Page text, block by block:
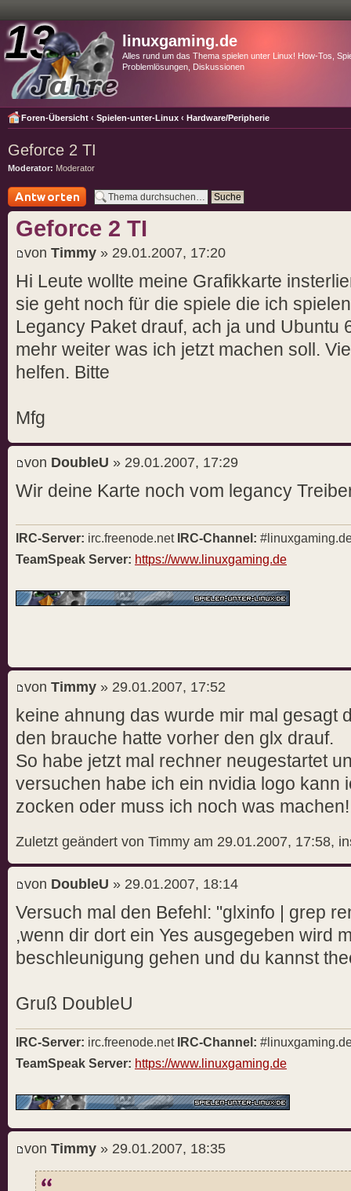
linuxgaming.de
Alles rund um das Thema spielen unter Linux! How-Tos,
Problemlösungen, Diskussionen
Foren-Übersicht ‹ Spielen-unter-Linux ‹ Hardware/Peripherie
Geforce 2 TI
Moderator: Moderator
Antwort schreiben
Geforce 2 TI
von Timmy » 29.01.2007, 17:20
Hi Leute wollte meine Grafikkarte
sie geht noch für die spiele die ich
Legancy Paket drauf, ach ja und Ubuntu
mehr weiter was ich jetzt machen soll.
helfen. Bitte
Mfg
von DoubleU » 29.01.2007, 17:29
Wir deine Karte noch vom legancy
IRC-Server: irc.freenode.net IRC-Channel:
TeamSpeak Server: https://www.linuxgaming.de
von Timmy » 29.01.2007, 17:52
keine ahnung das wurde mir mal gesagt
den brauche hatte vorher den glx drauf.
So habe jetzt mal rechner neugestartet
versuchen habe ich ein nvidia logo kann
zocken oder muss ich noch was
Zuletzt geändert von Timmy am 29.01.2007, 17:58,
von DoubleU » 29.01.2007, 18:14
Versuch mal den Befehl: "glxinfo | grep
,wenn dir dort ein Yes ausgegeben wird
beschleunigung gehen und du kannst
Gruß DoubleU
IRC-Server: irc.freenode.net IRC-Channel:
TeamSpeak Server: https://www.linuxgaming.de
von Timmy » 29.01.2007, 18:35